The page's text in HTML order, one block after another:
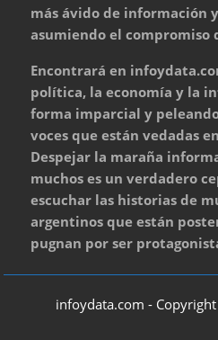
más ávido de información
asumiendo el compromiso
Encontrará en
política, la economía y la
forma imparcial y
voces que están vedadas
Despejar la maraña
muchos es un verdadero
escuchar las historias de
argentinos que están
pugnan por ser
infoydata.com -